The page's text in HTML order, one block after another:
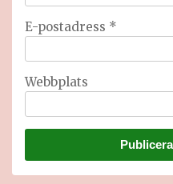
E-postadress *
Webbplats